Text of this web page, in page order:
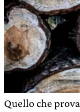
Quello che